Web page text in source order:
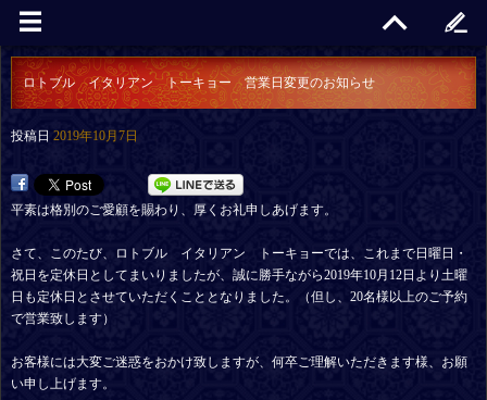
ロトブル イタリアン トーキョー 営業日変更のお知らせ
投稿日 2019年10月7日
平素は格別のご愛顧を賜わり、厚くお礼申しあげます。
さて、このたび、ロトブル イタリアン トーキョーでは、これまで日曜日・
祝日を定休日としてまいりましたが、誠に勝手ながら2019年10月12日より土曜
日も定休日とさせていただくこととなりました。（但し、20名様以上のご予約
で営業致します）
お客様には大変ご迷惑をおかけ致しますが、何卒ご理解いただきます様、お願
い申し上げます。